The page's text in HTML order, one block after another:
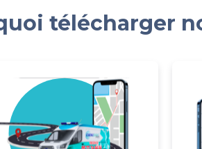
télécharger